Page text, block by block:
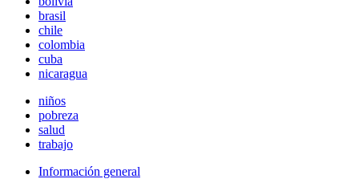
brasil
chile
colombia
cuba
nicaragua
niños
pobreza
salud
trabajo
Información general